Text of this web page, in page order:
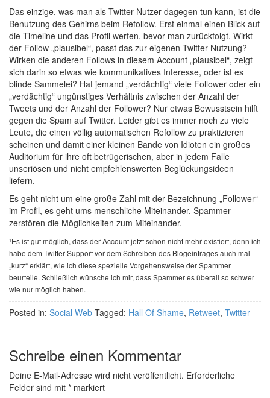
Das einzige, was man als Twitter-Nutzer dagegen tun kann, ist die
Benutzung des Gehirns beim Refollow. Erst einmal einen Blick auf
die Timeline und das Profil werfen, bevor man zurückfolgt. Wirkt
der Follow „plausibel“, passt das zur eigenen Twitter-Nutzung?
Wirken die anderen Follows in diesem Account „plausibel“, zeigt
sich darin so etwas wie kommunikatives Interesse, oder ist es
blinde Sammelei? Hat jemand „verdächtig“ viele Follower oder ein
„verdächtig“ ungünstiges Verhältnis zwischen der Anzahl der
Tweets und der Anzahl der Follower? Nur etwas Bewusstsein hilft
gegen die Spam auf Twitter. Leider gibt es immer noch zu viele
Leute, die einen völlig automatischen Refollow zu praktizieren
scheinen und damit einer kleinen Bande von Idioten ein großes
Auditorium für ihre oft betrügerischen, aber in jedem Falle
unseriösen und nicht empfehlenswerten Beglückungsideen
liefern.
Es geht nicht um eine große Zahl mit der Bezeichnung „Follower“
im Profil, es geht ums menschliche Miteinander. Spammer
zerstören die Möglichkeiten zum Miteinander.
¹Es ist gut möglich, dass der Account jetzt schon nicht mehr existiert, denn ich
habe dem Twitter-Support vor dem Schreiben des Blogeintrages auch mal
„kurz“ erklärt, wie ich diese spezielle Vorgehensweise der Spammer
beurteile. Schließlich wünsche ich mir, dass Spammer es überall so schwer
wie nur möglich haben.
Posted in: Social Web Tagged: Hall Of Shame, Retweet, Twitter
Schreibe einen Kommentar
Deine E-Mail-Adresse wird nicht veröffentlicht. Erforderliche
Felder sind mit * markiert